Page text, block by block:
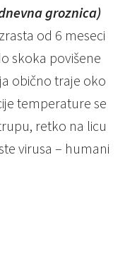
groznica)
od 6 meseci
skoka povišene
obično traje oko
temperature se
retko na licu
virusa – humani